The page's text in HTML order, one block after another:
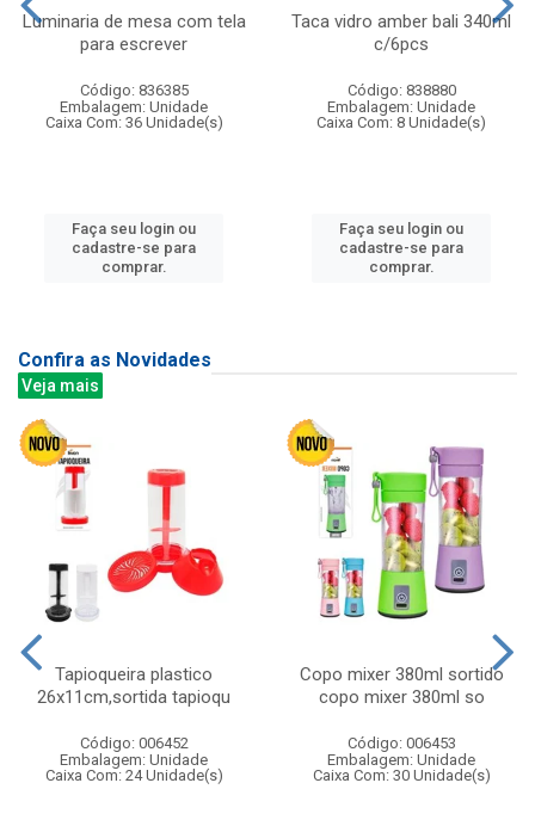
Luminaria de mesa com tela
para escrever
Código: 836385
Embalagem: Unidade
Caixa Com: 36 Unidade(s)
Faça seu login ou
cadastre-se para
comprar.
Taca vidro amber bali 340ml
c/6pcs
Código: 838880
Embalagem: Unidade
Caixa Com: 8 Unidade(s)
Faça seu login ou
cadastre-se para
comprar.
Confira as Novidades
Veja mais
Tapioqueira plastico
26x11cm,sortida tapioqu
Código: 006452
Embalagem: Unidade
Caixa Com: 24 Unidade(s)
Copo mixer 380ml sortido
copo mixer 380ml so
Código: 006453
Embalagem: Unidade
Caixa Com: 30 Unidade(s)